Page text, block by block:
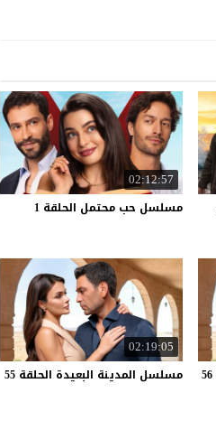
02:12:57
مسلسل حب محتمل الحلقة 1
56
02:19:05
مسلسل المدينة البعيدة الحلقة 55